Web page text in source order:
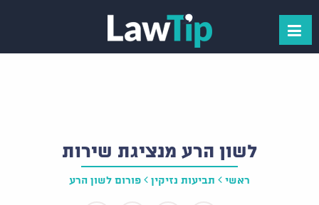
לשון הרע מנציגת שירות
ראשי תביעות נזיקין פורום לשון הרע